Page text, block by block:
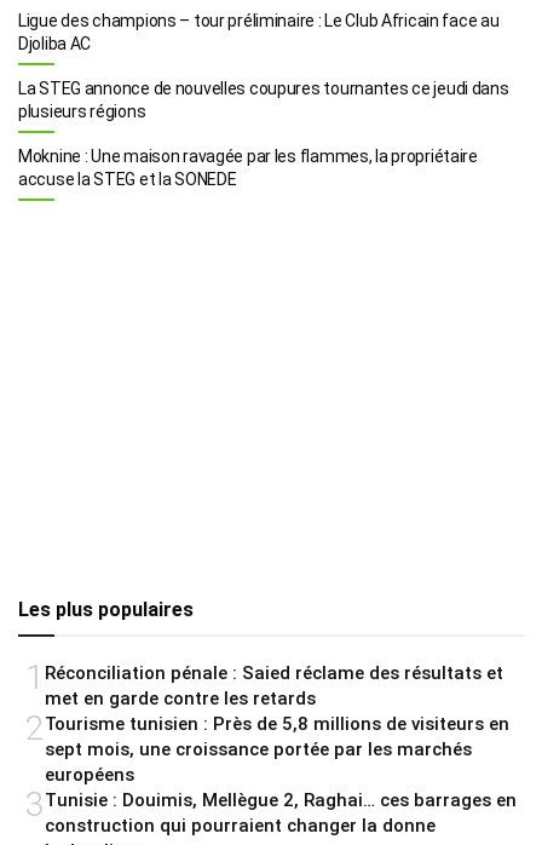
Ligue des champions – tour préliminaire : Le Club Africain face au
Djoliba AC
La STEG annonce de nouvelles coupures tournantes ce jeudi dans
plusieurs régions
Moknine : Une maison ravagée par les flammes, la propriétaire
accuse la STEG et la SONEDE
Les plus populaires
1 Réconciliation pénale : Saied réclame des résultats et
met en garde contre les retards
2Tourisme tunisien : Près de 5,8 millions de visiteurs en
sept mois, une croissance portée par les marchés
européens
3Tunisie : Douimis, Mellègue 2, Raghai… ces barrages en
construction qui pourraient changer la donne